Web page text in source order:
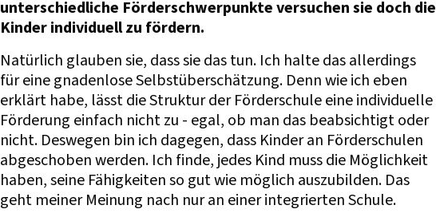
unterschiedliche Förderschwerpunkte versuchen sie doch die
Kinder individuell zu fördern.
Natürlich glauben sie, dass sie das tun. Ich halte das allerdings
für eine gnadenlose Selbstüberschätzung. Denn wie ich eben
erklärt habe, lässt die Struktur der Förderschule eine individuelle
Förderung einfach nicht zu - egal, ob man das beabsichtigt oder
nicht. Deswegen bin ich dagegen, dass Kinder an Förderschulen
abgeschoben werden. Ich finde, jedes Kind muss die Möglichkeit
haben, seine Fähigkeiten so gut wie möglich auszubilden. Das
geht meiner Meinung nach nur an einer integrierten Schule.